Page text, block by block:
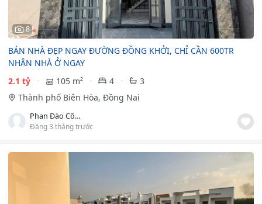
8
BÁN NHÀ ĐẸP NGAY ĐƯỜNG ĐỒNG KHỞI, CHỈ CẦN 600TR
NHẬN NHÀ Ở NGAY
2.1 tỷ
105 m² 4
3
Thành phố Biên Hòa, Đồng Nai
Phan Đào Công Duy
Đăng 3 tháng trước